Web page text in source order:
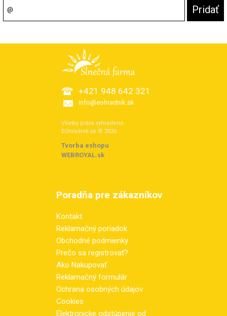
+421 948 642 321
info@eohradnik.sk
Všetky práva vyhradené.
EOhradnik.sk © 2026
Tvorba eshopu:
WEBROYAL.sk
Poradňa pre zákazníkov
Kontakt
Reklamačný poriadok
Obchodné podmienky
Prečo sa registrovať?
Ako Nakupovať
Reklamačný formulár
Ochrana osobných údajov
Cookies
Elektronicke odstúpenie od